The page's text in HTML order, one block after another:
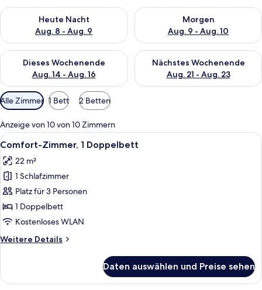
Heute Nacht
Aug. 8 - Aug. 9
Überprüfe die Verfügbarkeit für heute Nacht, Aug. 8 - Aug. 9.
Morgen
Aug. 9 - Aug. 10
Überprüfe die Verfügbarkeit
Dieses Wochenende
Aug. 14 - Aug. 16
Überprüfe die Verfügbarkeit für dieses Wochenende, Aug. 14
Nächstes Wochenende
Aug. 21 - Aug. 23
Überprüfe die Verfügbarkeit
Verfügbare
Filter
für
Zimmer
Alle Zimmer 1 Bett 2 Betten
Anzeige von 10 von 10 Zimmern
Alle
Fotos
für
Comfort-
Zimmer,
1
Doppelbett
Ein Hotelzimmer mit zwei Betten,
10
Comfort-Zimmer, 1 Doppelbett
22 m²
1 Schlafzimmer
Platz für 3 Personen
1 Doppelbett
Kostenloses WLAN
Weitere Details
Weitere
Zimmer,
Daten auswählen und Preise sehen